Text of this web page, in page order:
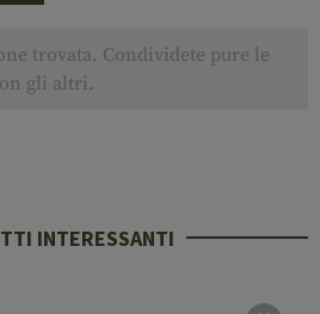
trovata. Condividete pure le
gli altri.
INTERESSANTI